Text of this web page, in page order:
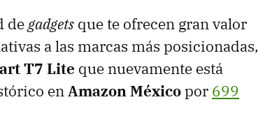
degadgets que te ofrecen gran valor
a las marcas más posicionadas,
T7 Lite que nuevamente está
enAmazon Méxicopor 699